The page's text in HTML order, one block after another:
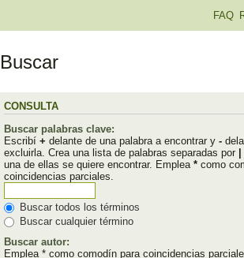
FAQ
Buscar
CONSULTA
Buscar palabras clave:
Escribí + delante de una palabra a encontrar y -
excluirla. Crea una lista de palabras separadas por |
una de ellas se quiere encontrar. Emplea * como
coincidencias parciales.
Buscar todos los términos
Buscar cualquier término
Buscar autor:
Emplea * como comodín para coincidencias